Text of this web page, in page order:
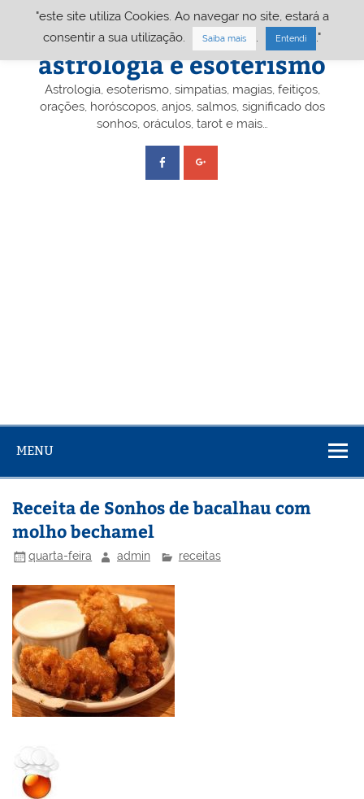
Portal A&E – Portal
astrologia e esoterismo
Astrologia, esoterismo, simpatias, magias, feitiços,
orações, horóscopos, anjos, salmos, significado dos
sonhos, oráculos, tarot e mais…
MENU
Receita de Sonhos de bacalhau com
molho bechamel
quarta-feira admin receitas
"este site utiliza Cookies. Ao navegar no site, estará a
consentir a sua utilização.
Saiba mais Entendi ."